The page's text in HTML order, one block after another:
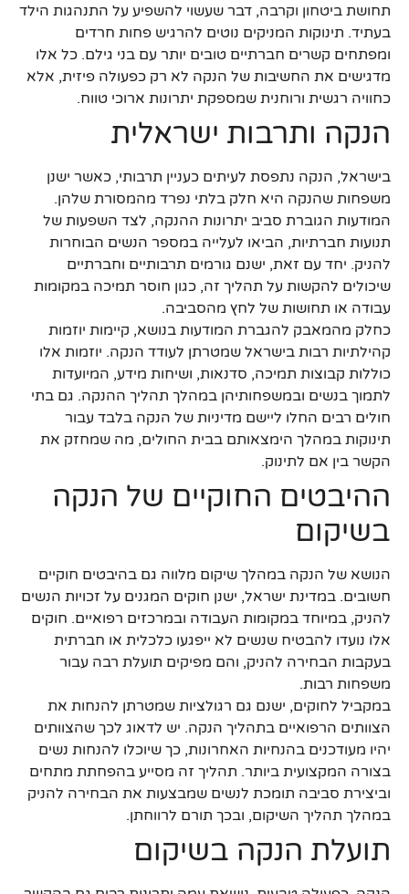
תחושת ביטחון וקרבה, דבר שעשוי להשפיע על התנהגות הילד
בעתיד. תינוקות המניקים נוטים להרגיש פחות חרדים
ומפתחים קשרים חברתיים טובים יותר עם בני גילם. כל אלו
מדגישים את החשיבות של הנקה לא רק כפעולה פיזית, אלא
כחוויה רגשית ורוחנית שמספקת יתרונות ארוכי טווח.
הנקה ותרבות ישראלית
בישראל, הנקה נתפסת לעיתים כעניין תרבותי, כאשר ישנן
משפחות שהנקה היא חלק בלתי נפרד מהמסורת שלהן.
המודעות הגוברת סביב יתרונות ההנקה, לצד השפעות של
תנועות חברתיות, הביאו לעלייה במספר הנשים הבוחרות
להניק. יחד עם זאת, ישנם גורמים תרבותיים וחברתיים
שיכולים להקשות על תהליך זה, כגון חוסר תמיכה במקומות
עבודה או תחושות של לחץ מהסביבה.
כחלק מהמאבק להגברת המודעות בנושא, קיימות יוזמות
קהילתיות רבות בישראל שמטרתן לעודד הנקה. יוזמות אלו
כוללות קבוצות תמיכה, סדנאות, ושיחות מידע, המיועדות
לתמוך בנשים ובמשפחותיהן במהלך תהליך ההנקה. גם בתי
חולים רבים החלו ליישם מדיניות של הנקה בלבד עבור
תינוקות במהלך הימצאותם בבית החולים, מה שמחזק את
הקשר בין אם לתינוק.
ההיבטים החוקיים של הנקה
בשיקום
הנושא של הנקה במהלך שיקום מלווה גם בהיבטים חוקיים
חשובים. במדינת ישראל, ישנן חוקים המגנים על זכויות הנשים
להניק, במיוחד במקומות העבודה ובמרכזים רפואיים. חוקים
אלו נועדו להבטיח שנשים לא ייפגעו כלכלית או חברתית
בעקבות הבחירה להניק, והם מפיקים תועלת רבה עבור
משפחות רבות.
במקביל לחוקים, ישנם גם רגולציות שמטרתן להנחות את
הצוותים הרפואיים בתהליך הנקה. יש לדאוג לכך שהצוותים
יהיו מעודכנים בהנחיות האחרונות, כך שיוכלו להנחות נשים
בצורה המקצועית ביותר. תהליך זה מסייע בהפחתת מתחים
וביצירת סביבה תומכת לנשים שמבצעות את הבחירה להניק
במהלך תהליך השיקום, ובכך תורם לרווחתן.
תועלת הנקה בשיקום